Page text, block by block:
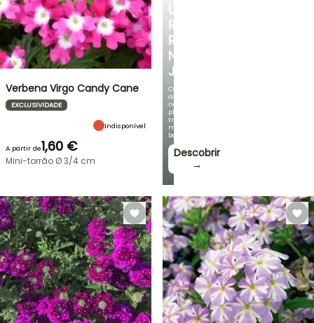
UM
RECANTO
REFRESCANTE
NO
JARDIM
Com
as
nossas
plantas
trepadeiras
mais
bonitas!
Descobrir
→
Verbena Virgo Candy Cane
EXCLUSIVIDADE
Indisponível
A partir de1,60 €
Mini-torrão Ø 3/4 cm